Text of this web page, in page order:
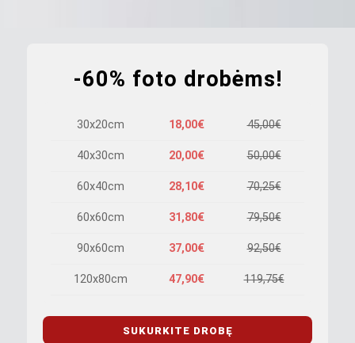
-60% foto drobėms!
30x20cm 18,00€ 45,00€
40x30cm 20,00€ 50,00€
60x40cm 28,10€ 70,25€
60x60cm 31,80€ 79,50€
90x60cm 37,00€ 92,50€
120x80cm 47,90€ 119,75€
SUKURKITE DROBĘ